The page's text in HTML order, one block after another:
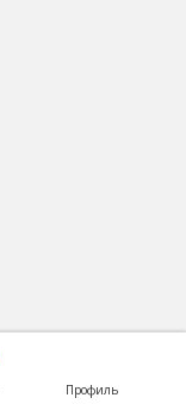
Профиль